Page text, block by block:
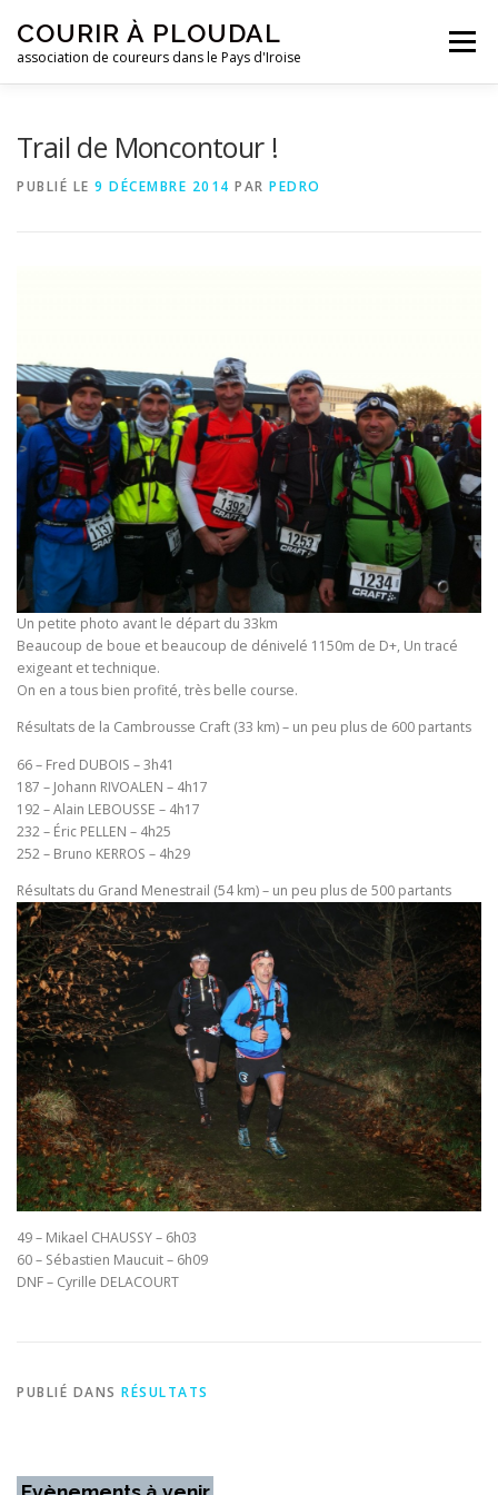
contenu
COURIR À PLOUDAL
association de coureurs dans le Pays d'Iroise
Menu
Trail de Moncontour !
PUBLIÉ LE 9 DÉCEMBRE 2014 PAR PEDRO
Un petite photo avant le départ du 33km
Beaucoup de boue et beaucoup de dénivelé 1150m de D+, Un tracé
exigeant et technique.
On en a tous bien profité, très belle course.
Résultats de la Cambrousse Craft (33 km) – un peu plus de 600 partants
66 – Fred DUBOIS – 3h41
187 – Johann RIVOALEN – 4h17
192 – Alain LEBOUSSE – 4h17
232 – Éric PELLEN – 4h25
252 – Bruno KERROS – 4h29
Résultats du Grand Menestrail (54 km) – un peu plus de 500 partants
49 – Mikael CHAUSSY – 6h03
60 – Sébastien Maucuit – 6h09
DNF – Cyrille DELACOURT
PUBLIÉ DANS RÉSULTATS